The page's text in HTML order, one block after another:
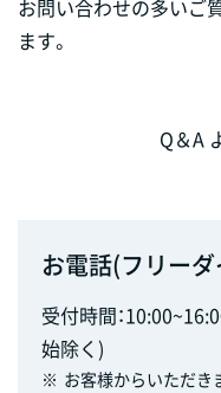
お問い合わせの多いご
ます。
Q＆A
お電話(フリー
受付時間：
始除く)
※ お客様からいただき